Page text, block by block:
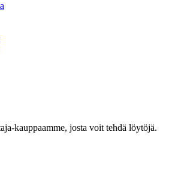
kauppaamme, josta voit tehdä löytöjä.